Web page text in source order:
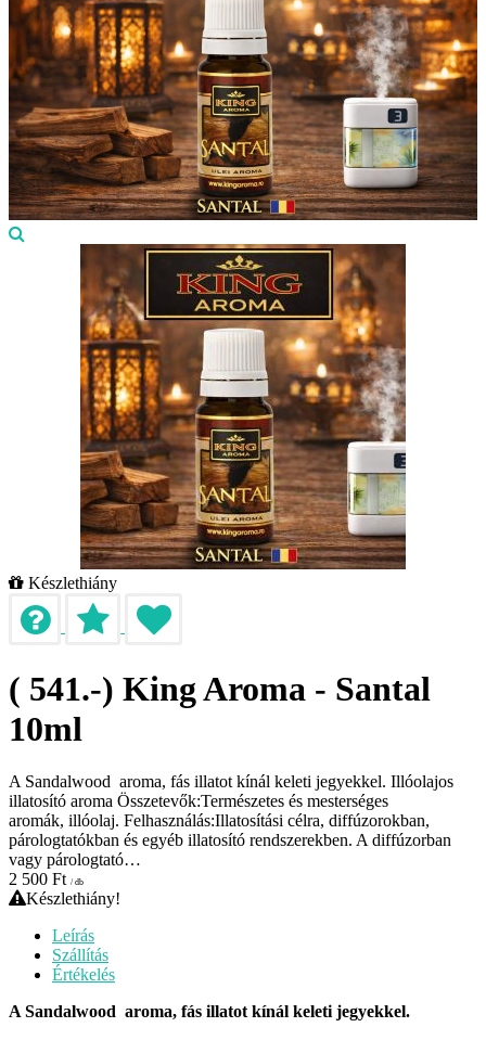
Készlethiány
( 541.-) King Aroma - Santal
10ml
A Sandalwood aroma, fás illatot kínál keleti jegyekkel. Illóolajos
illatosító aroma Összetevők:Természetes és mesterséges
aromák, illóolaj. Felhasználás:Illatosítási célra, diffúzorokban,
párologtatókban és egyéb illatosító rendszerekben. A diffúzorban
vagy párologtató…
2 500 Ft / db
Készlethiány!
Leírás
Szállítás
Értékelés
A Sandalwood aroma, fás illatot kínál keleti jegyekkel.